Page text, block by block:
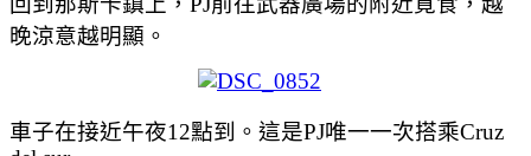
晚涼意越明顯。
車子在接近午夜12點到 。這是PJ唯一一次搭乘Cruz